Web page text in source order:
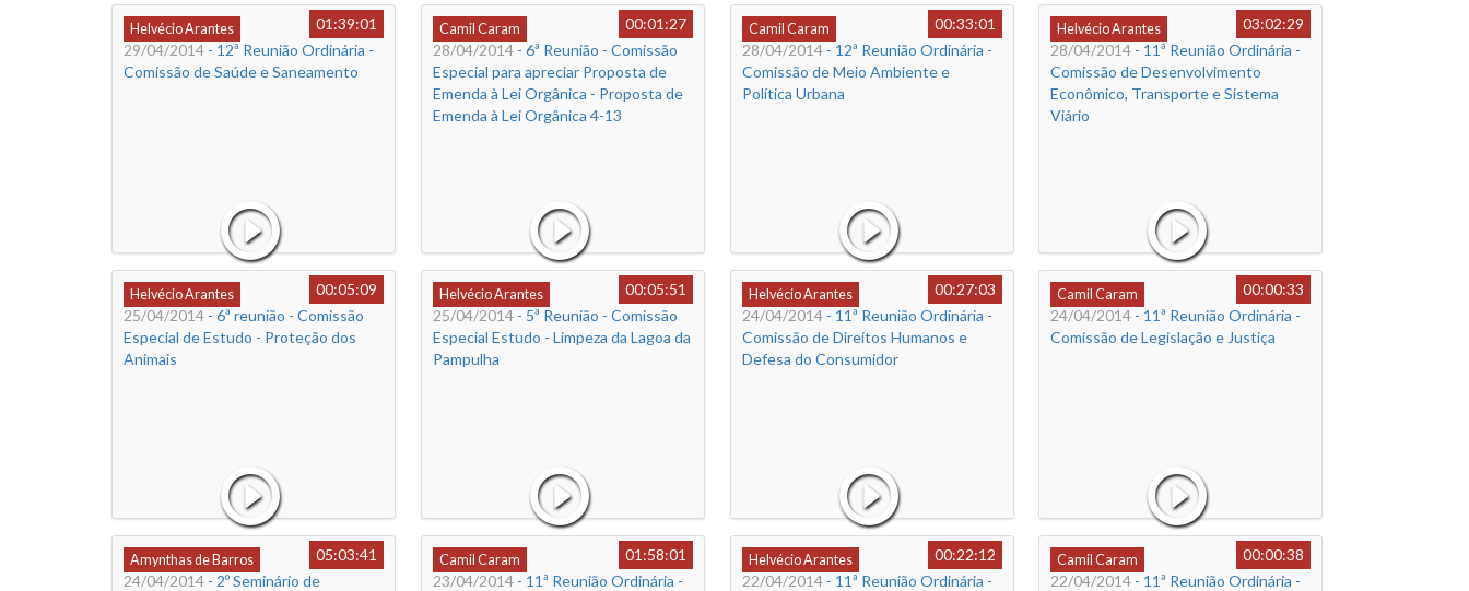
Helvécio Arantes
01:39:01
29/04/2014 - 12ª Reunião Ordinária -
Comissão de Saúde e Saneamento
Camil Caram
00:01:27
28/04/2014- 6ª Reunião - Comissão
Especial para apreciar Proposta de
Emenda à Lei Orgânica - Proposta de
Emenda à Lei Orgânica 4-13
Camil Caram
00:33:01
28/04/2014- 12ª Reunião Ordinária -
Comissão de Meio Ambiente e
Política Urbana
Helvécio Arantes
03:02:29
28/04/2014 - 11ª Reunião Ordinária -
Comissão de Desenvolvimento
Econômico, Transporte e Sistema
Viário
Helvécio Arantes
00:05:09
25/04/2014 - 6ª reunião - Comissão
Especial de Estudo - Proteção dos
Animais
Helvécio Arantes
00:05:51
25/04/2014- 5ª Reunião - Comissão
Especial Estudo - Limpeza da Lagoa da
Pampulha
Helvécio Arantes
00:27:03
24/04/2014- 11ª Reunião Ordinária -
Comissão de Direitos Humanos e
Defesa do Consumidor
Camil Caram
00:00:33
24/04/2014 - 11ª Reunião Ordinária -
Comissão de Legislação e Justiça
Amynthas de Barros
05:03:41
24/04/2014 - 2º Seminário de
Camil Caram
01:58:01
23/04/2014- 11ª Reunião Ordinária -
Helvécio Arantes
00:22:12
22/04/2014- 11ª Reunião Ordinária -
Camil Caram
00:00:38
22/04/2014 - 11ª Reunião Ordinária -